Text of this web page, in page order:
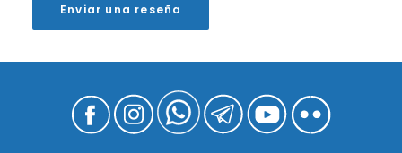
Enviar una reseña